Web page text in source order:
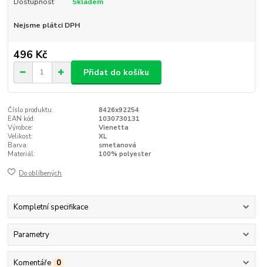
Nejsme plátci DPH
496 Kč
Přidat do košíku
Číslo produktu:
8426x92254
EAN kód:
1030730131
Výrobce:
Vienetta
Velikost:
XL
Barva:
smetanová
Materiál:
100% polyester
Do oblíbených
Kompletní specifikace
Parametry
Komentáře 0